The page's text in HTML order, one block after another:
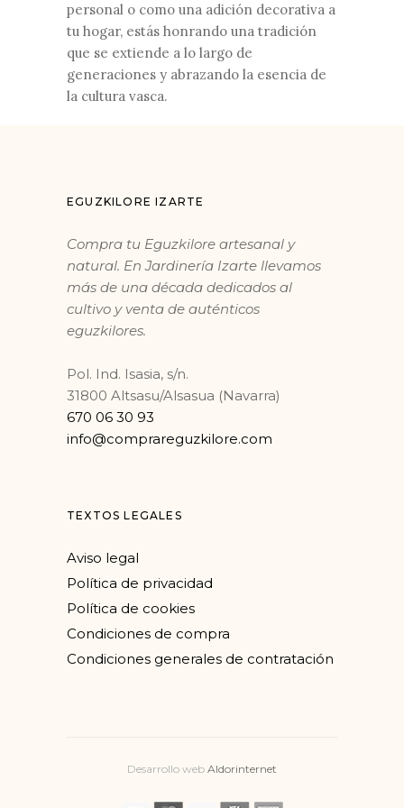
personal o como una adición decorativa a
tu hogar, estás honrando una tradición
que se extiende a lo largo de
generaciones y abrazando la esencia de
la cultura vasca.
EGUZKILORE IZARTE
Compra tu Eguzkilore artesanal y
natural. En Jardinería Izarte llevamos
más de una década dedicados al
cultivo y venta de auténticos
eguzkilores.
Pol. Ind. Isasia, s/n.
31800 Altsasu/Alsasua (Navarra)
670 06 30 93
info@comprareguzkilore.com
TEXTOS LEGALES
Aviso legal
Política de privacidad
Política de cookies
Condiciones de compra
Condiciones generales de contratación
Desarrollo web Aldorinternet